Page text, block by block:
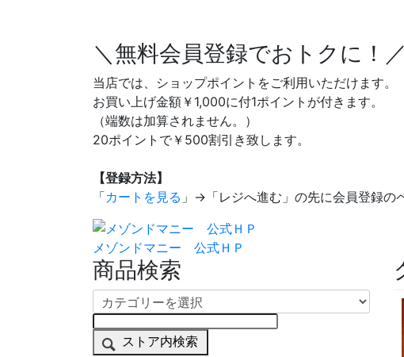
＼無料会員登録でおトクに！／
当店では、ショップポイントをご利用いただけます。
お買い上げ金額￥1,000に付1ポイントが付きます。
（端数は加算されません。）
20ポイントで￥500割引き致します。
【登録方法】
「カートを見る 」→「レジへ進む」の先に会員登録の
メゾンドマニー 公式ＨＰ
商品検索
ストア内検索